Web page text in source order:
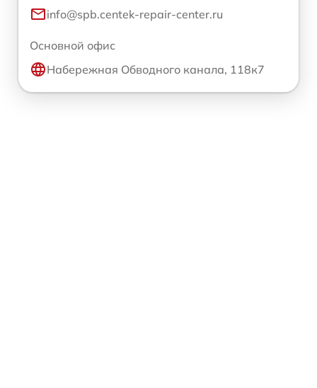
info@spb.centek-repair-center.ru
Основной офис
Набережная Обводного канала, 118к7